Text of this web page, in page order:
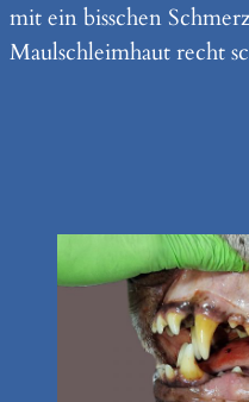
mit ein bisschen
Maulschleimhaut recht